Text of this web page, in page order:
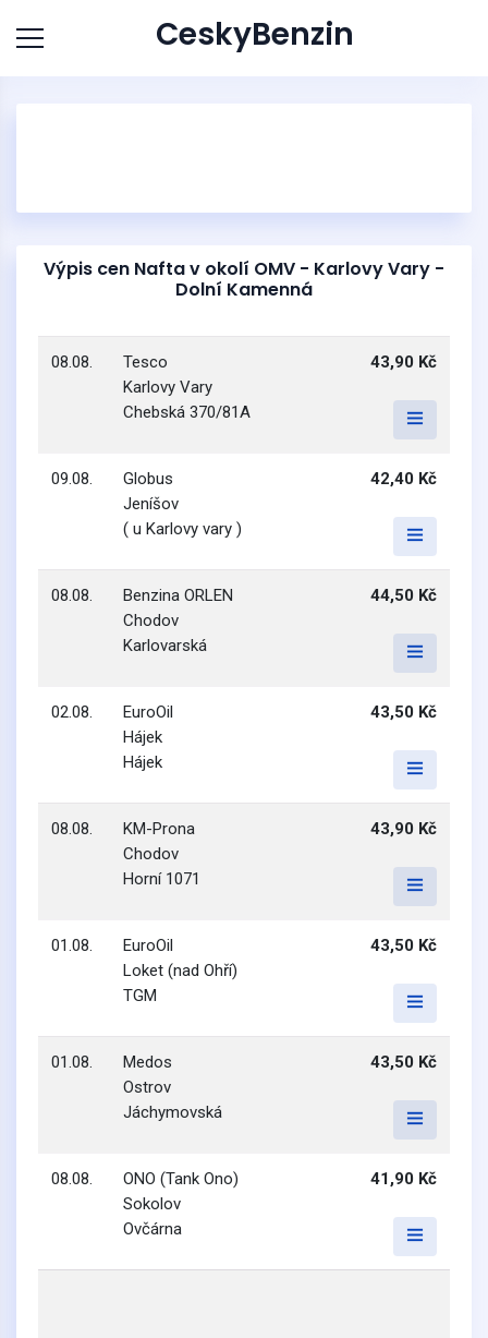
CeskyBenzin
Výpis cen Nafta v okolí OMV - Karlovy Vary -
Dolní Kamenná
08.08.
Tesco
Karlovy Vary
Chebská 370/81A
43,90 Kč
09.08.
Globus
Jeníšov
( u Karlovy vary )
42,40 Kč
08.08.
Benzina ORLEN
Chodov
Karlovarská
44,50 Kč
02.08.
EuroOil
Hájek
Hájek
43,50 Kč
08.08.
KM-Prona
Chodov
Horní 1071
43,90 Kč
01.08.
EuroOil
Loket (nad Ohří)
TGM
43,50 Kč
01.08.
Medos
Ostrov
Jáchymovská
43,50 Kč
08.08.
ONO (Tank Ono)
Sokolov
Ovčárna
41,90 Kč